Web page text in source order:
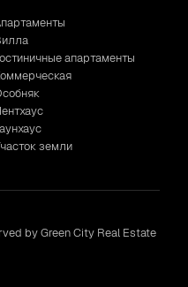
апартаменты
земли
by Green City Real Estate